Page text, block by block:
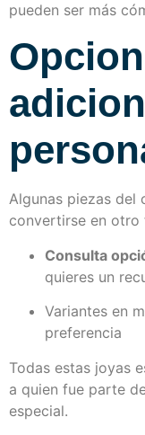
pueden ser más
Algunas piezas del
convertirse en otro
Consulta
quieres un
Variantes en
preferencia
Todas estas joyas
a quien fue parte
especial.